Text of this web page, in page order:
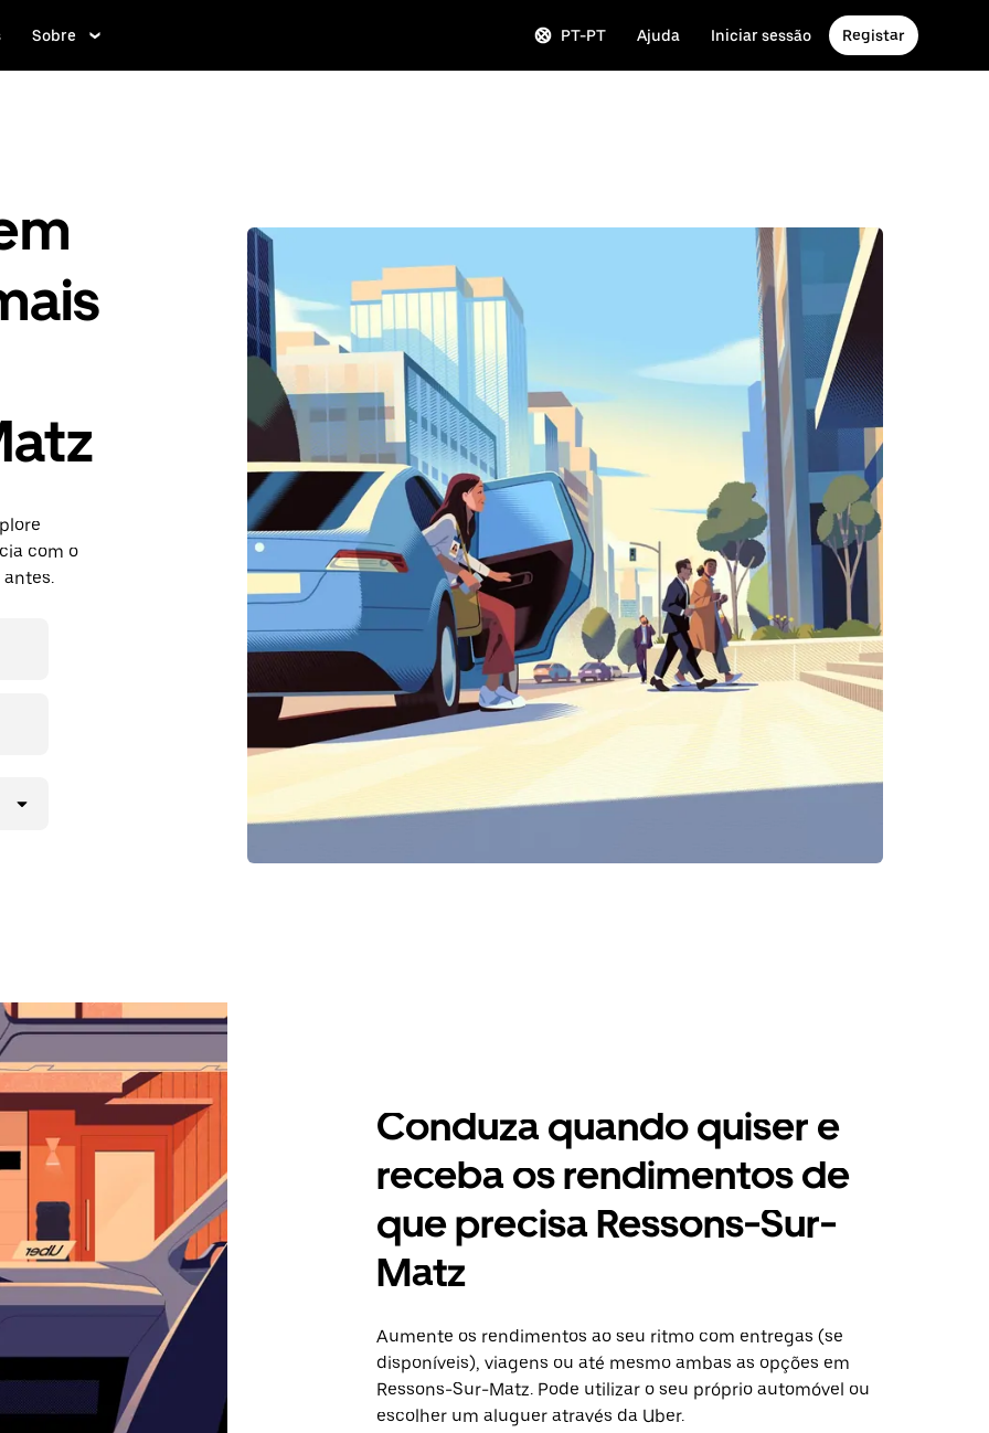
Sobre PT-PT Ajuda Iniciar sessão Registar
com o
Conduza quando quiser e
receba os rendimentos de
que precisa Ressons-Sur-
Matz
Aumente os rendimentos ao seu ritmo com entregas (se
disponíveis), viagens ou até mesmo ambas as opções em
Ressons-Sur-Matz. Pode utilizar o seu próprio automóvel ou
escolher um aluguer através da Uber.